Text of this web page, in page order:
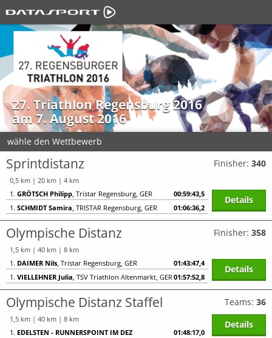
27. Triathlon Regensburg 2016
am 7. August 2016
wähle den Wettbewerb
Sprintdistanz
0,5 km | 20 km | 4 km
1. GRÖTSCH Philipp, Tristar Regensburg, GER
00:59:43,5
1. SCHMIDT Samira, TRISTAR Regensburg, GER 01:06:36,2
Finisher: 340
Details
Olympische Distanz
1,5 km | 40 km | 8 km
1. DAIMER Nils, Tristar Regensburg, GER
01:43:47,4
1. VIELLEHNER Julia, TSV Triathlon Altenmarkt, GER01:57:52,8
Finisher: 358
Details
Olympische Distanz Staffel
1,5 km | 40 km | 8 km
1. EDELSTEN - RUNNERSPOINT IM DEZ 01:48:17,0
Teams: 36
Details